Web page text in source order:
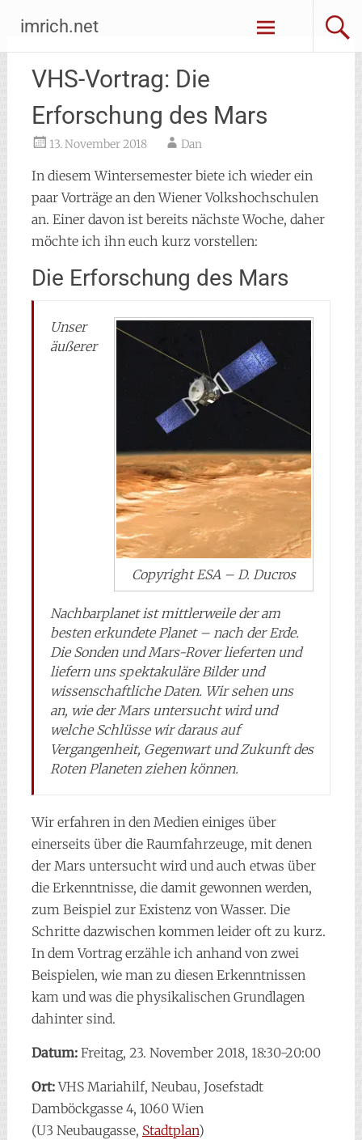
Inhalt
springen
imrich.net
VHS-Vortrag: Die
Erforschung des Mars
13. November 2018 Dan
In diesem Wintersemester biete ich wieder ein
paar Vorträge an den Wiener Volkshochschulen
an. Einer davon ist bereits nächste Woche, daher
möchte ich ihn euch kurz vorstellen:
Die Erforschung des Mars
Copyright ESA – D. Ducros
Unser
äußerer
Nachbarplanet ist mittlerweile der am
besten erkundete Planet – nach der Erde.
Die Sonden und Mars-Rover lieferten und
liefern uns spektakuläre Bilder und
wissenschaftliche Daten. Wir sehen uns
an, wie der Mars untersucht wird und
welche Schlüsse wir daraus auf
Vergangenheit, Gegenwart und Zukunft des
Roten Planeten ziehen können.
Wir erfahren in den Medien einiges über
einerseits über die Raumfahrzeuge, mit denen
der Mars untersucht wird und auch etwas über
die Erkenntnisse, die damit gewonnen werden,
zum Beispiel zur Existenz von Wasser. Die
Schritte dazwischen kommen leider oft zu kurz.
In dem Vortrag erzähle ich anhand von zwei
Beispielen, wie man zu diesen Erkenntnissen
kam und was die physikalischen Grundlagen
dahinter sind.
Datum:Freitag, 23. November 2018, 18:30-20:00
Ort:VHS Mariahilf, Neubau, Josefstadt
Damböckgasse 4, 1060 Wien
(U3 Neubaugasse, Stadtplan)